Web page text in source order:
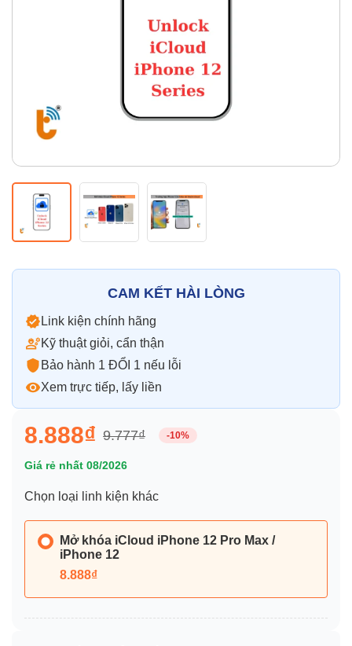
Pin Samsumg
Thay vỏ
CAM KẾT HÀI LÒNG
Link kiện chính hãng
Kỹ thuật giỏi, cẩn thận
Bảo hành 1 ĐỔI 1 nếu lỗi
Xem trực tiếp, lấy liền
8.888₫ 9.777₫ -10%
Giá rẻ nhất 08/2026
Chọn loại linh kiện khác
Mở khóa iCloud iPhone 12 Pro Max /
iPhone 12
8.888₫